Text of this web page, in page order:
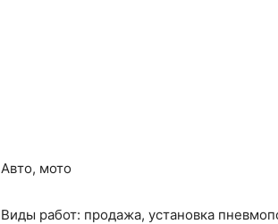
Авто, мото
Виды работ: продажа, установка